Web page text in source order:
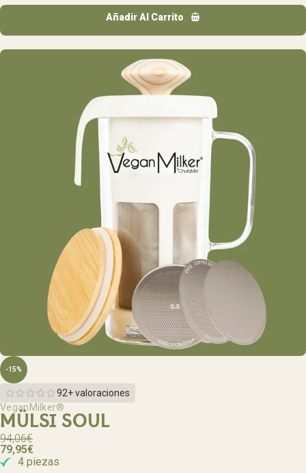
Añadir Al Carrito
-15%
92+ valoraciones
VeganMilker®
MÜLSI SOUL
94,06€
79,95€
4 piezas